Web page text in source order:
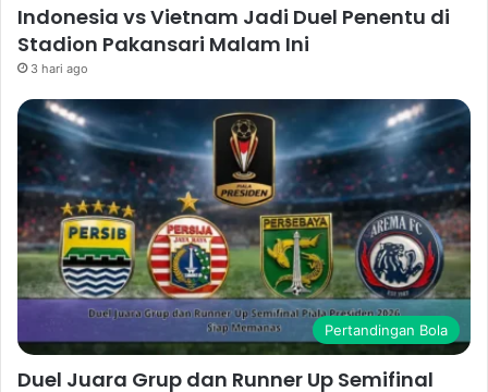
Indonesia vs Vietnam Jadi Duel Penentu di
Stadion Pakansari Malam Ini
3 hari ago
Pertandingan Bola
Duel Juara Grup dan Runner Up Semifinal